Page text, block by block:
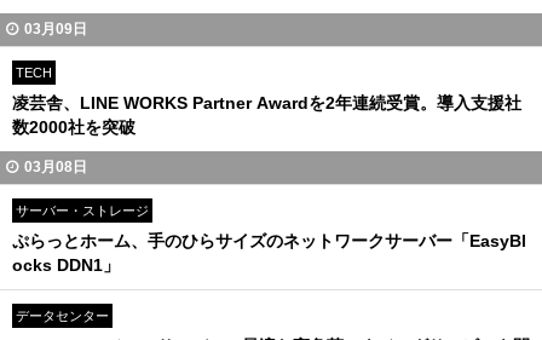
03月09日
TECH
凌芸舎、LINE WORKS Partner Awardを2年連続受賞。導入支援社
数2000社を突破
03月08日
サーバー・ストレージ
ぷらっとホーム、手のひらサイズのネットワークサーバー「EasyBl
ocks DDN1」
データセンター